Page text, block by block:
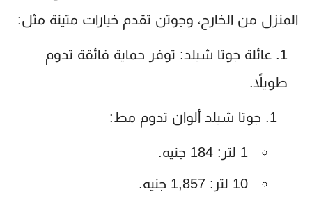
المنزل من الخارج، وجوتن تقدم خيارات متينة مثل:
عائلة جوتا شيلد: توفر حماية فائقة تدوم
طويلاً.
جوتا شيلد ألوان تدوم مط:
1 لتر: 184 جنيه.
10 لتر: 1,857 جنيه.